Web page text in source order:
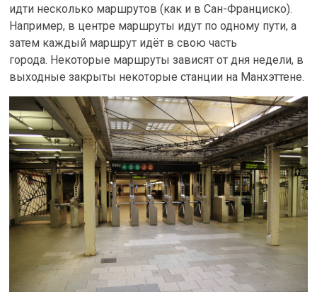
идти несколько маршрутов (как и в Сан-Франциско).
Например, в центре маршруты идут по одному пути, а
затем каждый маршрут идёт в свою часть
города. Некоторые маршруты зависят от дня недели, в
выходные закрыты некоторые станции на Манхэттене.